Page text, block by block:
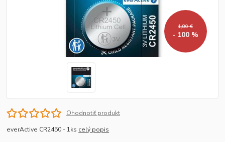
1,80 €
- 100 %
Ohodnotiť produkt
everActive CR2450 - 1ks celý popis